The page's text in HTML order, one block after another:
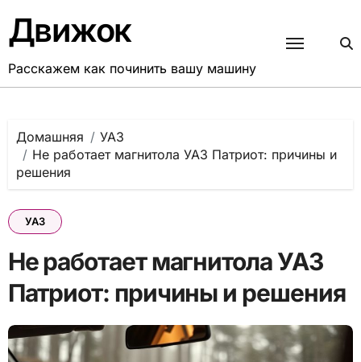
содержанию
Движок
Расскажем как починить вашу машину
Домашняя
УАЗ
Не работает магнитола УАЗ Патриот: причины и
решения
УАЗ
Не работает магнитола УАЗ
Патриот: причины и решения